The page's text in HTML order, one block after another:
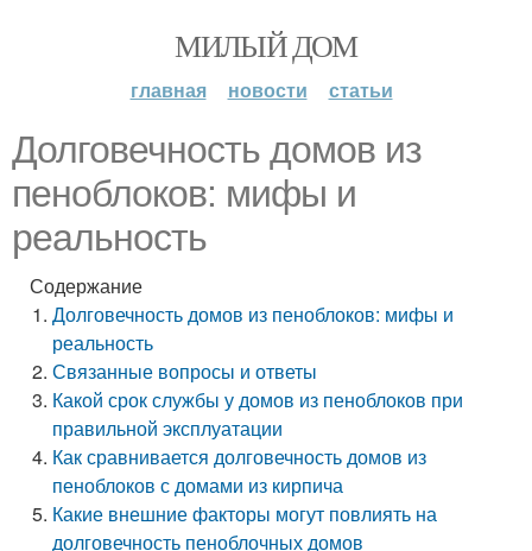
МИЛЫЙ ДОМ
главная новости статьи
Долговечность домов из
пеноблоков: мифы и
реальность
Содержание
Долговечность домов из пеноблоков: мифы и
реальность
Связанные вопросы и ответы
Какой срок службы у домов из пеноблоков при
правильной эксплуатации
Как сравнивается долговечность домов из
пеноблоков с домами из кирпича
Какие внешние факторы могут повлиять на
долговечность пеноблочных домов